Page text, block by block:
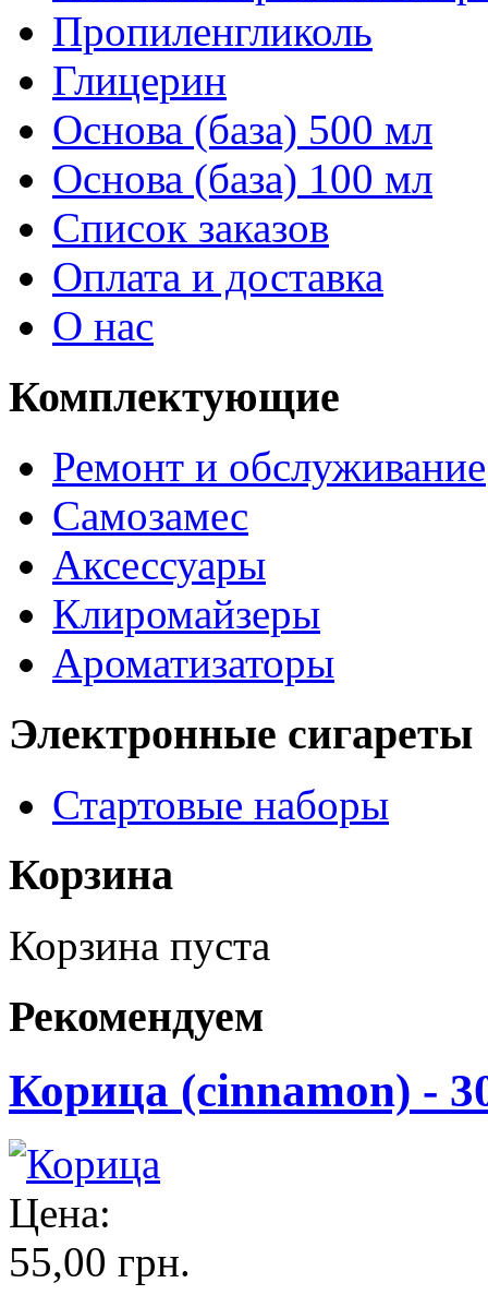
Пропиленгликоль
Глицерин
Основа (база) 500 мл
Основа (база) 100 мл
Список заказов
Оплата и доставка
О нас
Комплектующие
Ремонт и обслуживание
Самозамес
Аксессуары
Клиромайзеры
Ароматизаторы
Электронные сигареты
Стартовые наборы
Корзина
Корзина пуста
Рекомендуем
Корица (cinnamon) -
Цена:
55,00 грн.